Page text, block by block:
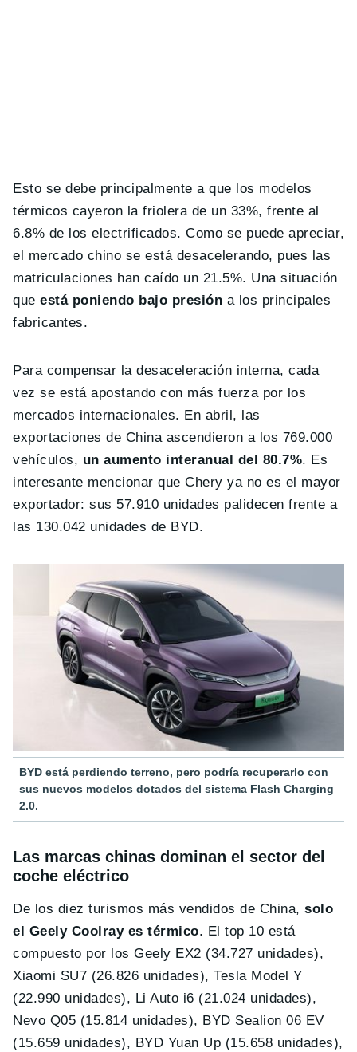
Esto se debe principalmente a que los modelos
térmicos cayeron la friolera de un 33%, frente al
6.8% de los electrificados. Como se puede apreciar,
el mercado chino se está desacelerando, pues las
matriculaciones han caído un 21.5%. Una situación
queestá poniendo bajo presión a los principales
fabricantes.
Para compensar la desaceleración interna, cada
vez se está apostando con más fuerza por los
mercados internacionales. En abril, las
exportaciones de China ascendieron a los 769.000
vehículos, un aumento interanual del 80.7%. Es
interesante mencionar que Chery ya no es el mayor
exportador: sus 57.910 unidades palidecen frente a
las 130.042 unidades de BYD.
BYD está perdiendo terreno, pero podría recuperarlo con
sus nuevos modelos dotados del sistema Flash Charging
2.0.
Las marcas chinas dominan el sector del
coche eléctrico
De los diez turismos más vendidos de China,solo
el Geely Coolray es térmico. El top 10 está
compuesto por los Geely EX2 (34.727 unidades),
Xiaomi SU7 (26.826 unidades), Tesla Model Y
(22.990 unidades), Li Auto i6 (21.024 unidades),
Nevo Q05 (15.814 unidades), BYD Sealion 06 EV
(15.659 unidades), BYD Yuan Up (15.658 unidades),